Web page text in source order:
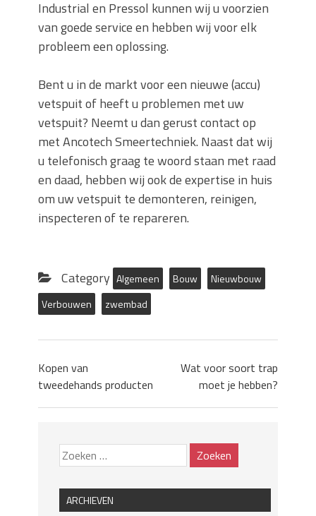
Industrial en Pressol kunnen wij u voorzien
van goede service en hebben wij voor elk
probleem een oplossing.
Bent u in de markt voor een nieuwe (accu)
vetspuit of heeft u problemen met uw
vetspuit? Neemt u dan gerust contact op
met Ancotech Smeertechniek. Naast dat wij
u telefonisch graag te woord staan met raad
en daad, hebben wij ook de expertise in huis
om uw vetspuit te demonteren, reinigen,
inspecteren of te repareren.
Category Algemeen Bouw
Nieuwbouw
Verbouwen
zwembad
Kopen van
tweedehands producten
Wat voor soort trap
moet je hebben?
ARCHIEVEN